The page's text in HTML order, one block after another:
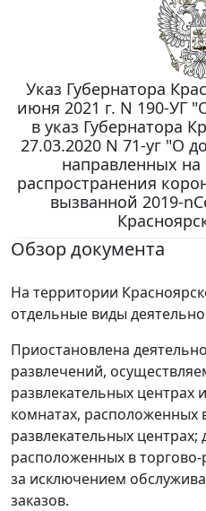
Указ Губернатора
июня 2021 г. N 190-УГ
в указ Губернатора
27.03.2020 N 71-уг "О
направленных
распространения
вызванной 2019-
Обзор документа
На территории
отдельные виды
Приостановлена
развлечений,
развлекательных центрах
комнатах, расположенных
развлекательных центрах;
расположенных в торгово-
за исключением
заказов.